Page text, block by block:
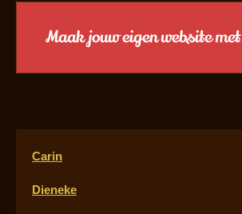
Maak jouw eigen website met
Carin
Dieneke